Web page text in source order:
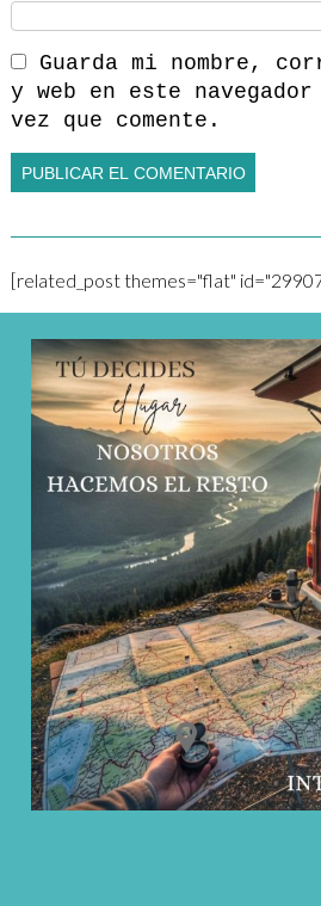
Guarda mi nombre,
y web en este
vez que comente.
[related_post themes="flat"